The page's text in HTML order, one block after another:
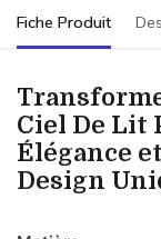
Fiche Produit
Ciel De Lit
Élégance
Design